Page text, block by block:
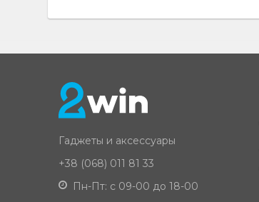
Гаджеты и аксессуары
+38 (068) 011 81 33
Пн-Пт: с 09-00 до 18-00